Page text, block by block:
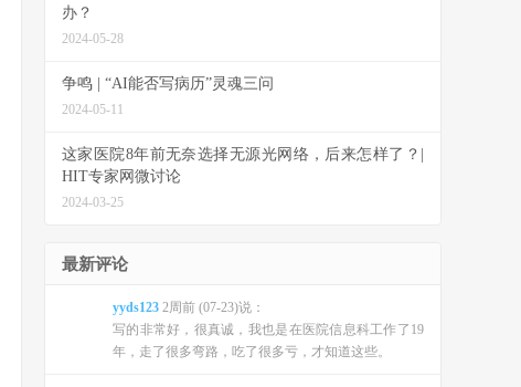
办？
2024-05-28
争鸣 | “AI能否写病历”灵魂三问
2024-05-11
这家医院8年前无奈选择无源光网络，后来怎样了？|
HIT专家网微讨论
2024-03-25
最新评论
yyds123 2周前 (07-23)说：
写的非常好，很真诚，我也是在医院信息科工作了19
年，走了很多弯路，吃了很多亏，才知道这些。